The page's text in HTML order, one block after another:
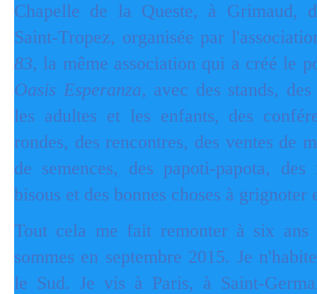
Chapelle de la Queste, à Grimaud,
Saint-Tropez, organisée par
83, la même association qui a créé le
Oasis Esperanza, avec des stands,
les adultes et les enfants, des
rondes, des rencontres, des ventes de
de semences, des papoti-papota,
bisous et des bonnes choses à grignoter
Tout cela me fait remonter à six ans
sommes en septembre 2015. Je
le Sud. Je vis à Paris, à Saint-